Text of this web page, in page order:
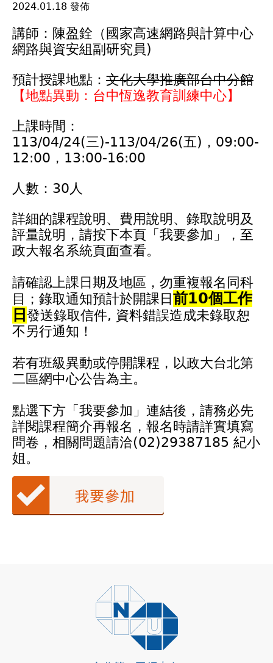
2024.01.18 發佈
講師：陳盈銓（國家高速網路與計算中心
網路與資安組副研究員)
預計授課地點： 文化大學推廣部台中分館
【地點異動：台中恆逸教育訓練中心】
上課時間：
113/04/24(三)-113/04/26(五)，09:00-
12:00，13:00-16:00
人數：30人
詳細的課程說明、費用說明、錄取說明及
評量說明，請按下本頁「我要參加」，至
政大報名系統頁面查看。
請確認上課日期及地區，勿重複報名同科
目；錄取通知預計於開課日前10個工作
日 發送錄取信件, 資料錯誤造成未錄取恕
不另行通知！
若有班級異動或停開課程，以政大台北第
二區網中心公告為主。
點選下方「我要參加」連結後，請務必先
詳閱課程簡介再報名，報名時請詳實填寫
問卷，相關問題請洽(02)29387185 紀小
姐。